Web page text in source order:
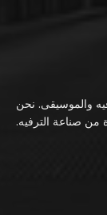
والموسيقى. نحن
من صناعة الترفيه.